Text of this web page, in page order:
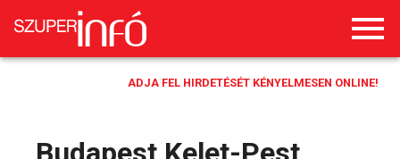
ADJA FEL HIRDETÉSÉT KÉNYELMESEN ONLINE!